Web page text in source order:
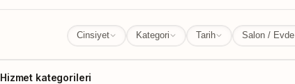
Cinsiyet Kategori Tarih Salon / Evde
Hizmet kategorileri